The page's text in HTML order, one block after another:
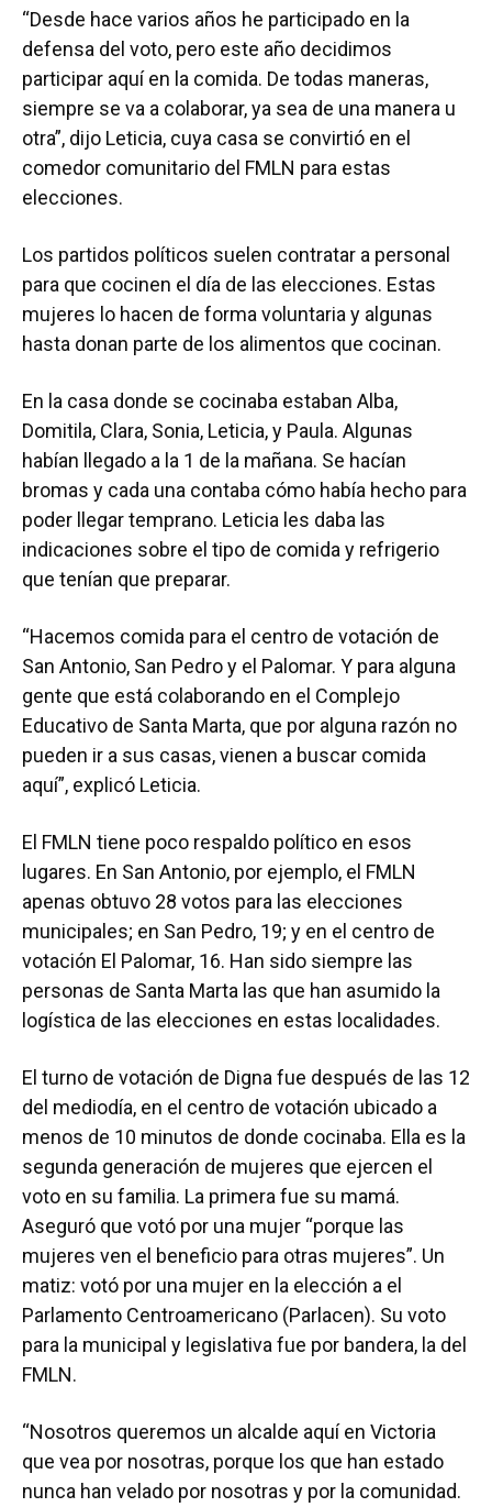
“Desde hace varios años he participado en la
defensa del voto, pero este año decidimos
participar aquí en la comida. De todas maneras,
siempre se va a colaborar, ya sea de una manera u
otra”, dijo Leticia, cuya casa se convirtió en el
comedor comunitario del FMLN para estas
elecciones.
Los partidos políticos suelen contratar a personal
para que cocinen el día de las elecciones. Estas
mujeres lo hacen de forma voluntaria y algunas
hasta donan parte de los alimentos que cocinan.
En la casa donde se cocinaba estaban Alba,
Domitila, Clara, Sonia, Leticia, y Paula. Algunas
habían llegado a la 1 de la mañana. Se hacían
bromas y cada una contaba cómo había hecho para
poder llegar temprano. Leticia les daba las
indicaciones sobre el tipo de comida y refrigerio
que tenían que preparar.
“Hacemos comida para el centro de votación de
San Antonio, San Pedro y el Palomar. Y para alguna
gente que está colaborando en el Complejo
Educativo de Santa Marta, que por alguna razón no
pueden ir a sus casas, vienen a buscar comida
aquí”, explicó Leticia.
El FMLN tiene poco respaldo político en esos
lugares. En San Antonio, por ejemplo, el FMLN
apenas obtuvo 28 votos para las elecciones
municipales; en San Pedro, 19; y en el centro de
votación El Palomar, 16. Han sido siempre las
personas de Santa Marta las que han asumido la
logística de las elecciones en estas localidades.
El turno de votación de Digna fue después de las 12
del mediodía, en el centro de votación ubicado a
menos de 10 minutos de donde cocinaba. Ella es la
segunda generación de mujeres que ejercen el
voto en su familia. La primera fue su mamá.
Aseguró que votó por una mujer “porque las
mujeres ven el beneficio para otras mujeres”. Un
matiz: votó por una mujer en la elección a el
Parlamento Centroamericano (Parlacen). Su voto
para la municipal y legislativa fue por bandera, la del
FMLN.
“Nosotros queremos un alcalde aquí en Victoria
que vea por nosotras, porque los que han estado
nunca han velado por nosotras y por la comunidad.